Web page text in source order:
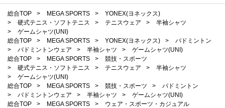
総合TOP > MEGA SPORTS >
YONEX(ヨネックス)
>
硬式テニス・ソフトテニス > テニスウェア >
半袖シャツ
>
ゲームシャツ(UNI)
総合TOP
> MEGA SPORTS > YONEX(ヨネックス) >
バドミントン
>
バドミントンウェア > 半袖シャツ >
ゲームシャツ(UNI)
総合TOP
> MEGA SPORTS >
競技・スポーツ
>
硬式テニス・ソフトテニス > テニスウェア >
半袖シャツ
>
ゲームシャツ(UNI)
総合TOP
> MEGA SPORTS > 競技・スポーツ >
バドミントン
>
バドミントンウェア > 半袖シャツ >
ゲームシャツ(UNI)
総合TOP
> MEGA SPORTS >
ウェア・スポーツ・カジュアル